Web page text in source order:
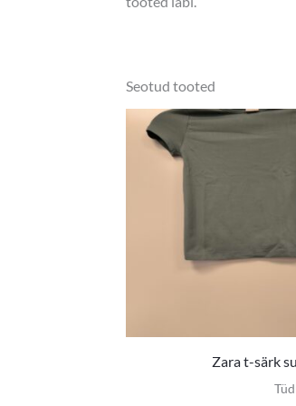
Seotud tooted
Zara t-särk